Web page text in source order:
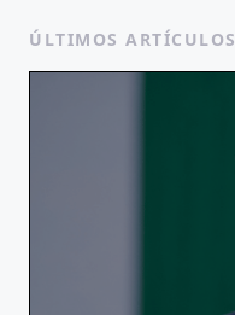
ÚLTIMOS ARTÍCULOS